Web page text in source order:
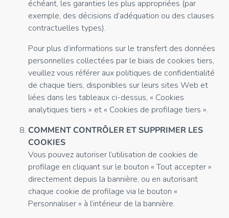
échéant, les garanties les plus appropriées (par
exemple, des décisions d’adéquation ou des clauses
contractuelles types).
Pour plus d’informations sur le transfert des données
personnelles collectées par le biais de cookies tiers,
veuillez vous référer aux politiques de confidentialité
de chaque tiers, disponibles sur leurs sites Web et
liées dans les tableaux ci-dessus, « Cookies
analytiques tiers » et « Cookies de profilage tiers ».
COMMENT CONTRÔLER ET SUPPRIMER LES
COOKIES
Vous pouvez autoriser l’utilisation de cookies de
profilage en cliquant sur le bouton « Tout accepter »
directement depuis la bannière, ou en autorisant
chaque cookie de profilage via le bouton «
Personnaliser » à l’intérieur de la bannière.